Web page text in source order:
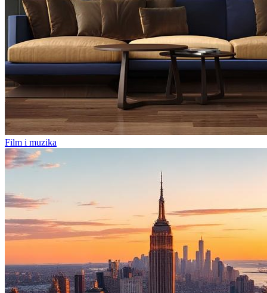
Film i muzika